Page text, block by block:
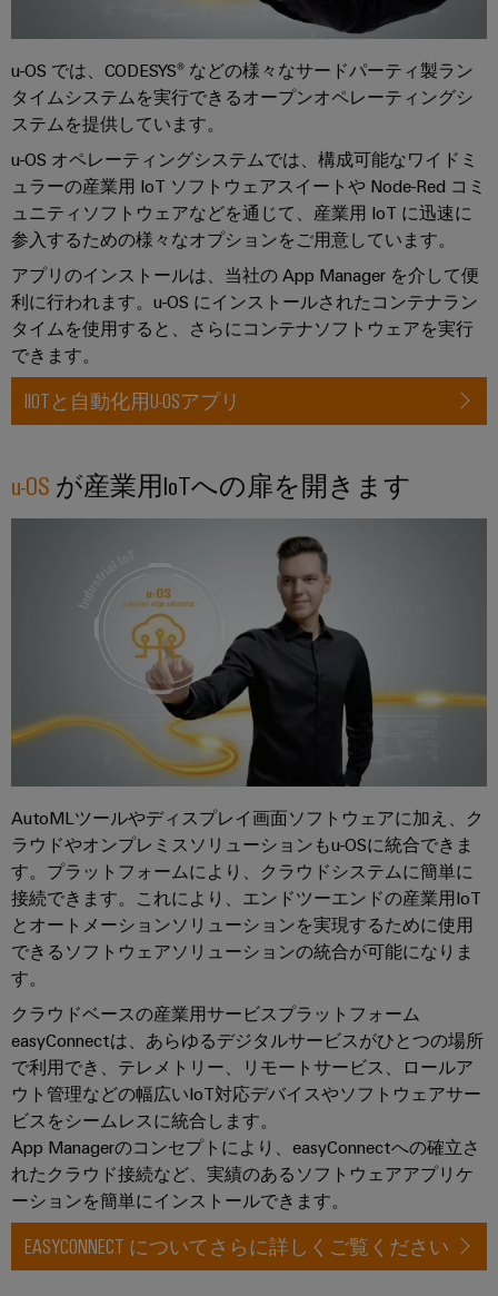
接
続
ソ
リ
ュ
ー
シ
ョ
ン
エ
ネ
ル
ギ
ー
ス
レ
ー
ネ
ル
ギ
ー
レ
シ
テ
ム
（ESS）
対
応
ソ
リ
シ
ョ
お
よ
び
製
品
水
素
エ
レ
ー
タ
ー
ク
プ
レ
ー
ス
リ
ュ
ョ
ン
シ
ス
テ
と
リ
ュ
ー
シ
ョ
ン
散
型
オ
ー
ト
メ
ー
シ
ョ
ン
ン
タ
ー
フ
ー
ス
配
電
ボ
ッ
ス
エ
ロ
ニ
ク
リ
ー
モ
ジ
ュ
ー
ル
と
リ
ッ
ド
ス
テ
ー
ト
リ
レ
ー
テ
ク
ニ
カ
ル
サ
ポ
ー
ト
環
製
品
ン
プ
ラ
ア
ン
ス
エ
ジ
ニ
ア
リ
ン
グ
デ
タ
製
品
カ
タ
ロ
グ
修
リ
ー
ス
ト
レ
ー
ド
メ
デ
ィ
ア
ュ
ー
国
ニ
ュ
ー
ス
当
の
パ
ー
ト
ナ
ー
ィ
ス
ト
リ
ビ
ュ
ー
シ
ョ
ン
u-OS では、CODESYS® などの様々なサードパーティ製ラン
タイムシステムを実行できるオープンオペレーティングシ
ステムを提供しています。
u-OS オペレーティングシステムでは、構成可能なワイドミ
ュラーの産業用 IoT ソフトウェアスイートや Node-Red コミ
ュニティソフトウェアなどを通じて、産業用 IoT に迅速に
参入するための様々なオプションをご用意しています。
アプリのインストールは、当社の App Manager を介して便
利に行われます。u-OS にインストールされたコンテナラン
タイムを使用すると、さらにコンテナソフトウェアを実行
できます。
IIOTと自動化用U-OSアプリ
u-OS が産業用IoTへの扉を開きます
AutoMLツールやディスプレイ画面ソフトウェアに加え、ク
ラウドやオンプレミスソリューションもu-OSに統合できま
す。プラットフォームにより、クラウドシステムに簡単に
接続できます。これにより、エンドツーエンドの産業用IoT
とオートメーションソリューションを実現するために使用
できるソフトウェアソリューションの統合が可能になりま
す。
クラウドベースの産業用サービスプラットフォーム
easyConnectは、あらゆるデジタルサービスがひとつの場所
で利用でき、テレメトリー、リモートサービス、ロールア
ウト管理などの幅広いIoT対応デバイスやソフトウェアサー
ビスをシームレスに統合します。
App Managerのコンセプトにより、easyConnectへの確立さ
れたクラウド接続など、実績のあるソフトウェアアプリケ
ーションを簡単にインストールできます。
EASYCONNECT についてさらに詳しくご覧ください